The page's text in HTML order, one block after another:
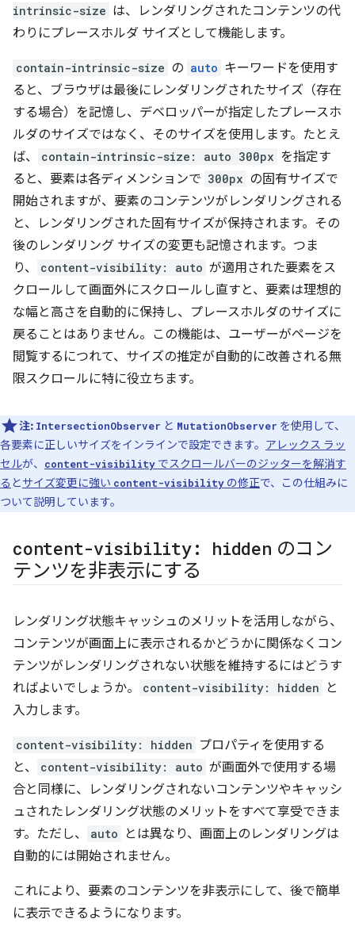
intrinsic-size は、レンダリングされたコンテンツの代
わりにプレースホルダ サイズとして機能します。
contain-intrinsic-size の auto キーワードを使用す
ると、ブラウザは最後にレンダリングされたサイズ（存在
する場合）を記憶し、デベロッパーが指定したプレースホ
ルダのサイズではなく、そのサイズを使用します。たとえ
ば、
contain-intrinsic-size: auto 300px を指定す
ると、要素は各ディメンションで 300px の固有サイズで
開始されますが、要素のコンテンツがレンダリングされる
と、レンダリングされた固有サイズが保持されます。その
後のレンダリング サイズの変更も記憶されます。つま
り、
content-visibility: auto が適用された要素をス
クロールして画面外にスクロールし直すと、要素は理想的
な幅と高さを自動的に保持し、プレースホルダのサイズに
戻ることはありません。この機能は、ユーザーがページを
閲覧するにつれて、サイズの推定が自動的に改善される無
限スクロールに特に役立ちます。
注: IntersectionObserver と MutationObserver を使用して、
各要素に正しいサイズをインラインで設定できます。 アレックス ラッ
セルが、 content-visibility でスクロールバーのジッターを解消す
る とサイズ変更に強い content-visibility の修正で、この仕組みに
ついて説明しています。
content-visibility: hidden のコン
テンツを非表示にする
レンダリング状態キャッシュのメリットを活用しながら、
コンテンツが画面上に表示されるかどうかに関係なくコン
テンツがレンダリングされない状態を維持するにはどうす
ればよいでしょうか。
content-visibility: hidden
と
入力します。
content-visibility: hidden プロパティを使用する
と、
content-visibility: auto が画面外で使用する場
合と同様に、レンダリングされないコンテンツやキャッシ
ュされたレンダリング状態のメリットをすべて享受できま
す。ただし、
auto
とは異なり、画面上のレンダリングは
自動的には開始されません。
これにより、要素のコンテンツを非表示にして、後で簡単
に表示できるようになります。